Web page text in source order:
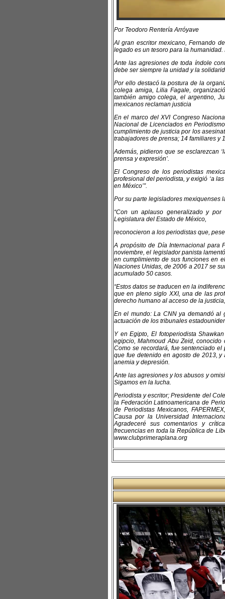
Por Teodoro Rentería Arróyave
Al gran escritor mexicano, Fernando
legado es un tesoro para la
Ante las agresiones de toda índole
debe ser siempre la unidad y la
Por ello destacó la postura de la
colega amiga, Lilia Fagale,
también amigo colega, el argentino,
mexicanos reclaman justicia
En el marco del XVI Congreso
Nacional de Licenciados en
cumplimiento de justicia por los
trabajadores de prensa; 14 familiares y
Además, pidieron que se esclarezcan
prensa y expresión’.
El Congreso de los periodistas
profesional del periodista, y exigió ‘a
en México’”.
Por su parte legisladores mexiquenses
“Con un aplauso generalizado y
Legislatura del Estado de México,
reconocieron a los periodistas que,
A propósito de Día Internacional para
noviembre, el legislador panista
en cumplimiento de sus funciones en
Naciones Unidas, de 2006 a 2017 se
acumulado 50 casos.
“Estos datos se traducen en la
que en pleno siglo XXI, una de las
derecho humano al acceso de la
En el mundo: La CNN ya demandó al
actuación de los tribunales
Y en Egipto, El fotoperiodista
egipcio, Mahmoud Abu Zeid,
Como se recordará, fue sentenciado
que fue detenido en agosto de 2013,
anemia y depresión.
Ante las agresiones y los abusos y
Sigamos en la lucha.
Periodista y escritor; Presidente del
la Federación Latinoamericana de
de Periodistas Mexicanos,
Causa por la Universidad
Agradeceré sus comentarios y
frecuencias en toda la República de
www.clubprimeraplana.org